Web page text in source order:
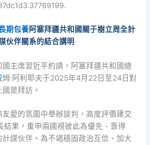
期包養阿塞拜疆共和國關于樹立周全計
伙伴關系的結合講明
國主席習近平約請，阿塞拜疆共和國總
姆·阿利耶夫于2025年4月22日至24日對
是拜訪。
友愛的氛圍中舉辦談判，高度評價建交
結果，重申兩國視彼此為優先、靠得
謀伙伴。為不竭穩固政治互信、加大